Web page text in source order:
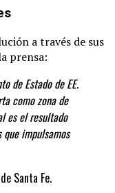
a través de sus
prensa:
de Estado de EE.
como zona de
es el resultado
impulsamos
Santa Fe.